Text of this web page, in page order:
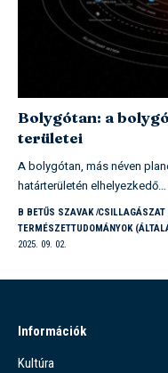
Bolygótan: a
területei
A bolygótan, más néven
határterületén elhelyezkedő…
B BETŰS SZAVAK
TERMÉSZETTUDOMÁNYOK
2025. 09. 02.
Információk
Kultúra